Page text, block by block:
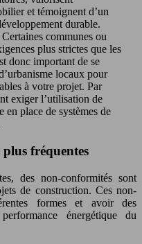
et témoignent d’un
durable.
Certaines communes ou
plus strictes que les
donc important de se
locaux pour
à votre projet. Par
exiger l’utilisation de
en place de systèmes de
fréquentes
des non-conformités sont
de construction. Ces non-
formes et avoir des
énergétique du